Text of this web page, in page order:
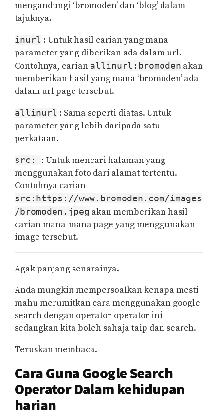
mengandungi ‘bromoden’ dan ‘blog’ dalam
tajuknya.
inurl : Untuk hasil carian yang mana
parameter yang diberikan ada dalam url.
Contohnya, carian allinurl:bromoden akan
memberikan hasil yang mana ‘bromoden’ ada
dalam url page tersebut.
allinurl : Sama seperti diatas. Untuk
parameter yang lebih daripada satu
perkataan.
src: : Untuk mencari halaman yang
menggunakan foto dari alamat tertentu.
Contohnya carian
src:https://www.bromoden.com/images
/bromoden.jpeg akan memberikan hasil
carian mana-mana page yang menggunakan
image tersebut.
Agak panjang senarainya.
Anda mungkin mempersoalkan kenapa mesti
mahu merumitkan cara menggunakan google
search dengan operator-operator ini
sedangkan kita boleh sahaja taip dan search.
Teruskan membaca.
Cara Guna Google Search
Operator Dalam kehidupan
harian